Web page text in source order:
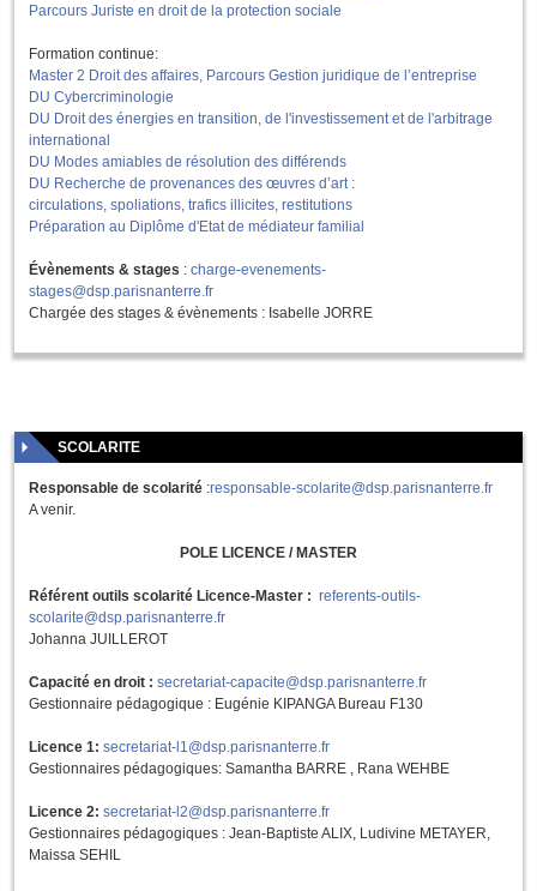
Parcours Juriste en droit de la protection sociale
Formation continue:
Master 2 Droit des affaires, Parcours Gestion juridique de l’entreprise
DU Cybercriminologie
DU Droit des énergies en transition, de l'investissement et de l'arbitrage
international
DU Modes amiables de résolution des différends
DU Recherche de provenances des œuvres d’art :
circulations, spoliations, trafics illicites, restitutions
Préparation au Diplôme d'Etat de médiateur familial
Évènements & stages : charge-evenements-
stages@dsp.parisnanterre.fr
Chargée des stages & évènements : Isabelle JORRE
SCOLARITE
Responsable de scolarité :responsable-scolarite@dsp.parisnanterre.fr
A venir.
POLE LICENCE / MASTER
Référent outils scolarité Licence-Master : referents-outils-
scolarite@dsp.parisnanterre.fr
Johanna JUILLEROT
Capacité en droit : secretariat-capacite@dsp.parisnanterre.fr
Gestionnaire pédagogique : Eugénie KIPANGA Bureau F130
Licence 1: secretariat-l1@dsp.parisnanterre.fr
Gestionnaires pédagogiques: Samantha BARRE , Rana WEHBE
Licence 2: secretariat-l2@dsp.parisnanterre.fr
Gestionnaires pédagogiques : Jean-Baptiste ALIX, Ludivine METAYER,
Maissa SEHIL